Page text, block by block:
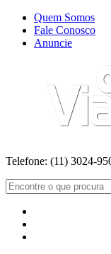
Quem Somos
Fale Conosco
Anuncie
Telefone: (11) 3024-